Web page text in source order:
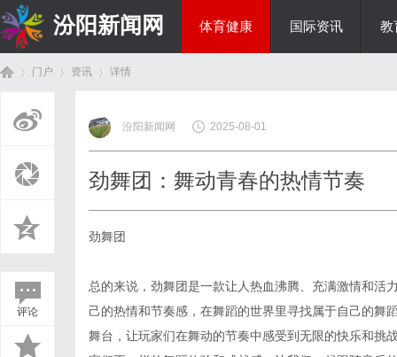
汾阳新闻网 体育健康 国际资讯 教
门户 资讯
›
详情
评论
汾阳新闻网 2025-08-01
劲舞团：舞动青春的热情节奏
劲舞团
总的来说，劲舞团是一款让人热血沸腾、充满激情和活
己的热情和节奏感，在舞蹈的世界里寻找属于自己的舞
舞台，让玩家们在舞动的节奏中感受到无限的快乐和挑